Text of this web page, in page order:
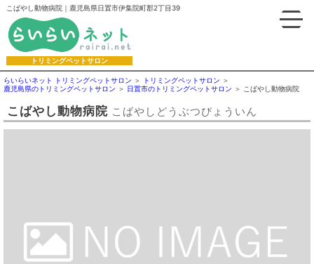
こばやし動物病院｜鹿児島県日置市伊集院町郡2丁目39
トリミングペットサロン
らいらいネット トリミングペットサロン
トリミングペットサロン
鹿児島県のトリミングペットサロン
日置市のトリミングペットサロン こばやし動物病院
こばやし動物病院 こばやしどうぶつびょういん